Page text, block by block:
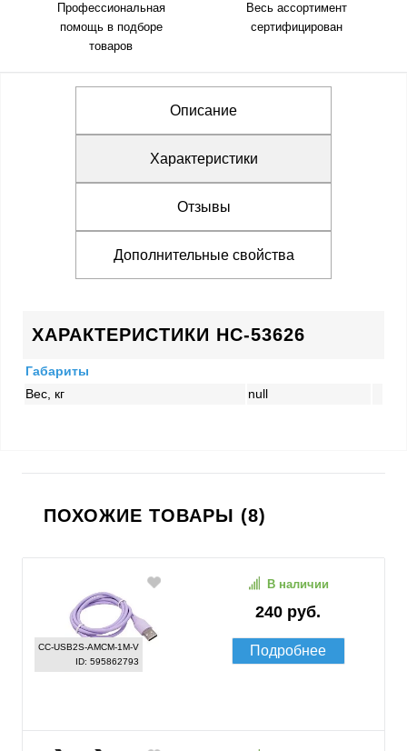
Профессиональная
помощь в подборе
товаров
Весь ассортимент
сертифицирован
Описание
Характеристики
Отзывы
Дополнительные свойства
ХАРАКТЕРИСТИКИ HC-53626
Габариты
Вес, кг
null
ПОХОЖИЕ ТОВАРЫ (8)
CC-USB2S-AMCM-1M-V
ID: 595862793
240 руб.
В наличии
Подробнее